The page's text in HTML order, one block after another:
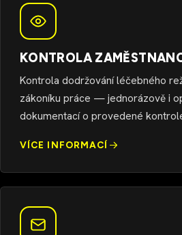
KONTROLA
Kontrola dodržování léčebného
zákoníku práce — jednorázově i
dokumentací o provedené
VÍCE INFORMACÍ